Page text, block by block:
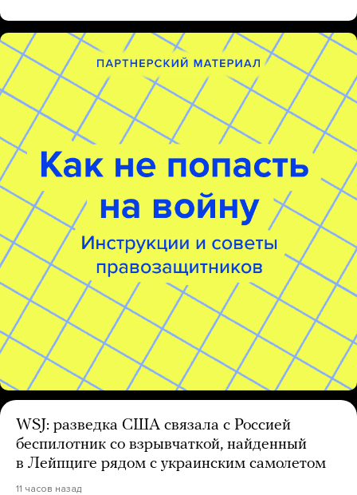
WSJ: разведка США связала с Россией
беспилотник со взрывчаткой, найденный
в Лейпциге рядом с украинским самолетом
11 часов назад